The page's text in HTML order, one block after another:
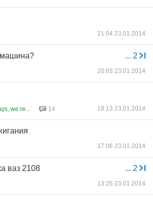
21:04 23.01.2014
... 2
20:03 23.01.2014
we re... 14 18:13 23.01.2014
17:06 23.01.2014
... 2
ваз 2108
13:26 23.01.2014